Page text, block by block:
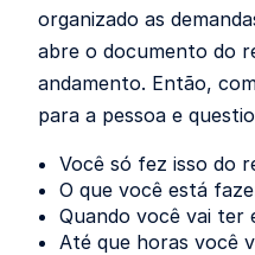
organizado as
abre o documento do
andamento. Então,
para a pessoa e
Você só fez isso do
O que você está
Quando você vai ter
Até que horas você